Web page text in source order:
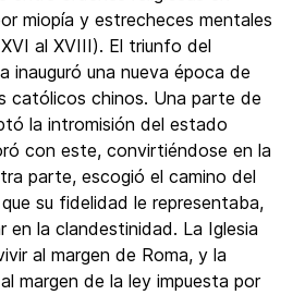
miopía y estrecheces mentales
al XVIII). El triunfo del
inauguró una nueva época de
católicos chinos. Una parte de
la intromisión del estado
con este, convirtiéndose en la
parte, escogió el camino del
su fidelidad le representaba,
en la clandestinidad. La Iglesia
al margen de Roma, y la
margen de la ley impuesta por